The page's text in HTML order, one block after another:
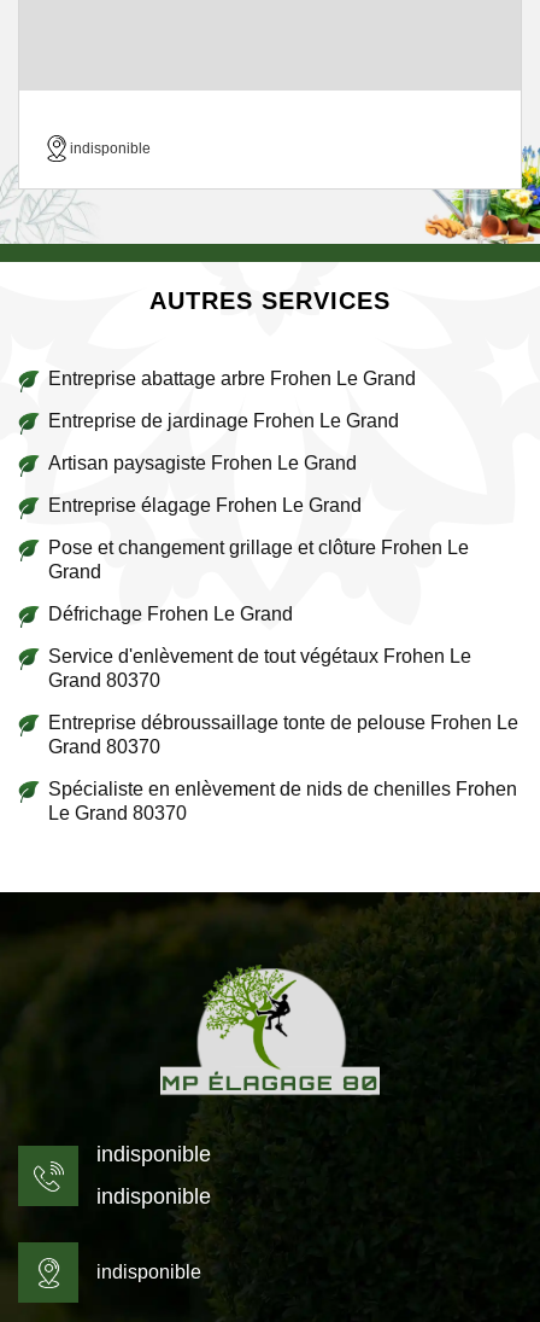
indisponible
AUTRES SERVICES
Entreprise abattage arbre Frohen Le Grand
Entreprise de jardinage Frohen Le Grand
Artisan paysagiste Frohen Le Grand
Entreprise élagage Frohen Le Grand
Pose et changement grillage et clôture Frohen Le
Grand
Défrichage Frohen Le Grand
Service d'enlèvement de tout végétaux Frohen Le
Grand 80370
Entreprise débroussaillage tonte de pelouse Frohen Le
Grand 80370
Spécialiste en enlèvement de nids de chenilles Frohen
Le Grand 80370
indisponible
indisponible
indisponible